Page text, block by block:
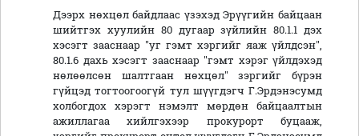
Дээрх нөхцөл байдлаас үзэхэд Эрүүгийн байцаан
шийтгэх хуулийн 80 дугаар зүйлийн 80.1.1 дэх
хэсэгт зааснаар "уг гэмт хэргийг яаж үйлдсэн",
80.1.6 дахь хэсэгт зааснаар "гэмт хэрэг үйлдэхэд
нөлөөлсөн шалтгаан нөхцөл" зэргийг бүрэн
гүйцэд тогтоогоогүй тул шүүгдэгч Г.Эрдэнэсумд
холбогдох хэрэгт нэмэлт мөрдөн байцаалтын
ажиллагаа хийлгэхээр прокурорт буцааж,